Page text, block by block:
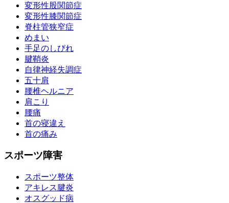
変形性股関節症
変形性膝関節症
脊柱管狭窄症
めまい
手足のしびれ
腱鞘炎
自律神経失調症
五十肩
腰椎ヘルニア
肩こり
腰痛
首の寝違え
首の痛み
スポーツ障害
スポーツ整体
アキレス腱炎
オスグッド病